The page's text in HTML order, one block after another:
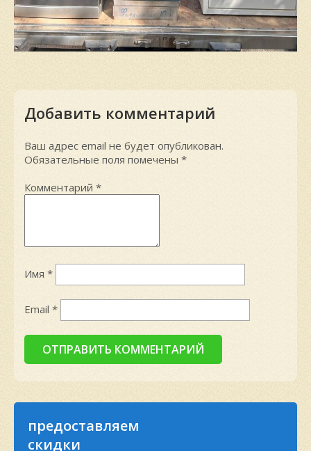
Добавить комментарий
Ваш адрес email не будет опубликован.
Обязательные поля помечены *
Комментарий *
Имя *
Email *
предоставляем
скидки